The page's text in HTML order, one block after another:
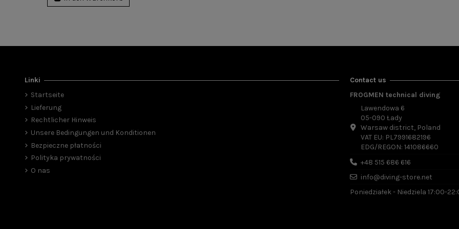
Linki
Startseite
Lieferung
Rechtlicher Hinweis
Unsere Bedingungen und Konditionen
Bezpieczne płatności
Polityka prywatności
O nas
Contact us
FROGMEN technical diving
Lawendowa 6
05-090 Łady
Warsaw district, Poland
VAT EU: PL7991682196
EDG/REGON: 141086660
+48 515 686 616
info@diving-store.net
Poniedziałek - Niedziela 17:00-